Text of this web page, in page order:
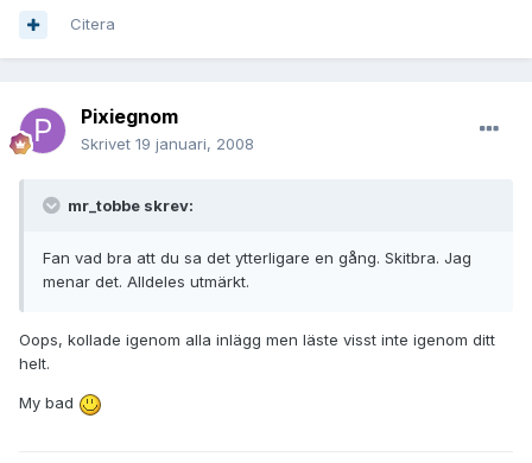
Citera
Pixiegnom
Skrivet 19 januari, 2008
mr_tobbe skrev:
Fan vad bra att du sa det ytterligare en gång. Skitbra. Jag
menar det. Alldeles utmärkt.
Oops, kollade igenom alla inlägg men läste visst inte igenom ditt
helt.
My bad